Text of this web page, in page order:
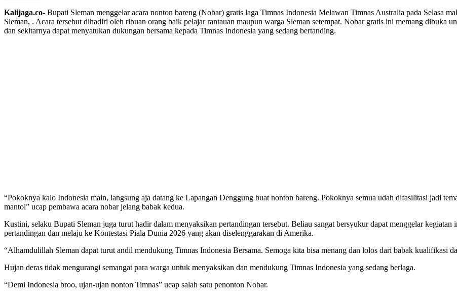
Kalijaga.co- Bupati Sleman menggelar acara nonton bareng (Nobar) gratis laga Timnas Indonesia Melawan Timnas Australia pada Selasa
Sleman, . Acara tersebut dihadiri oleh ribuan orang baik pelajar rantauan maupun warga Sleman setempat. Nobar gratis ini memang dibuka
dan sekitarnya dapat menyatukan dukungan bersama kepada Timnas Indonesia yang sedang bertanding.
“Pokoknya kalo Indonesia main, langsung aja datang ke Lapangan Denggung buat nonton bareng. Pokoknya semua udah difasilitasi jadi
mantol” ucap pembawa acara nobar jelang babak kedua.
Kustini, selaku Bupati Sleman juga turut hadir dalam menyaksikan pertandingan tersebut. Beliau sangat bersyukur dapat menggelar
pertandingan dan melaju ke Kontestasi Piala Dunia 2026 yang akan diselenggarakan di Amerika.
“Alhamdulillah Sleman dapat turut andil mendukung Timnas Indonesia Bersama. Semoga kita bisa menang dan lolos dari babak kualifikasi
Hujan deras tidak mengurangi semangat para warga untuk menyaksikan dan mendukung Timnas Indonesia yang sedang berlaga.
“Demi Indonesia broo, ujan-ujan nonton Timnas” ucap salah satu penonton Nobar.